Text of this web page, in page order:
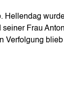
Hellendag
seiner Frau
Verfolgung